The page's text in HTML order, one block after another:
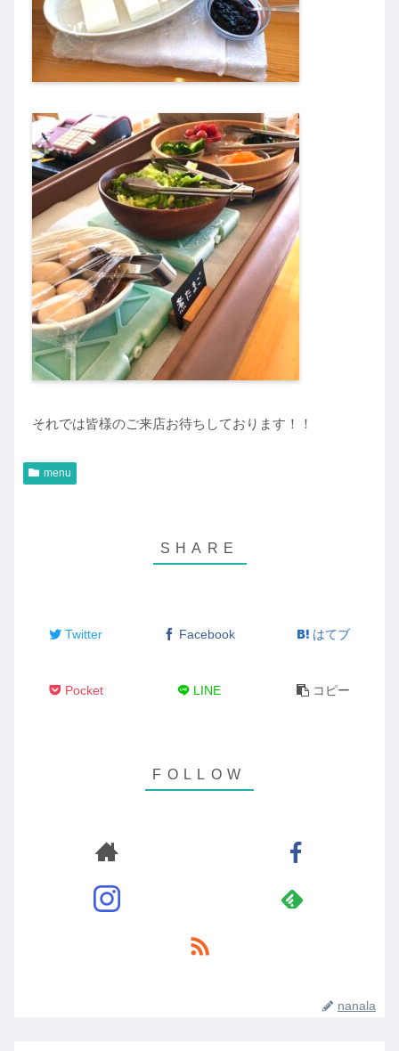
それでは皆様のご来店お待ちしております！！
menu
Twitter Facebook はてブ
Pocket LINE コピー
nanala